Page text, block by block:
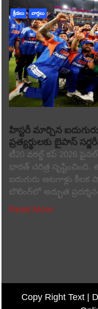
క్రీడలు వార్తలు
హిస్టరీ మార్చిన ఐదుగురు
ప్రత్యర్థులకు బైపాస్
టీ20 వరల్డ్ కప్ 2026
భారత్ చరిత్ర
ఐదుగురు ఆటగాళ్లు
బౌలింగ్‌లో అద్భుత
Read More
Copy Right Text |